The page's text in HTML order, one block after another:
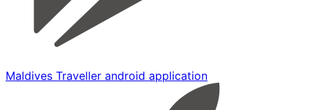
Maldives Traveller android application